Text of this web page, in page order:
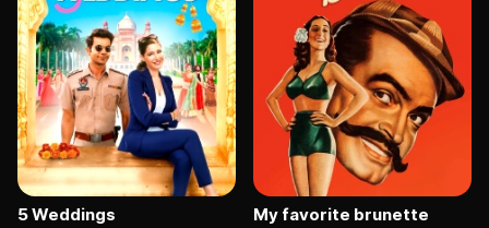
5 Weddings My favorite brunette